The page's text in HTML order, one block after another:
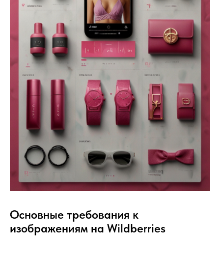
Основные требования к
изображениям на Wildberries